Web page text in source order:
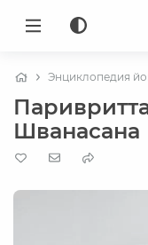
Энциклопедия
Шванасана